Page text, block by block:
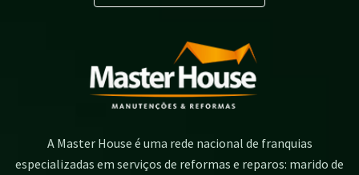
A Master House é uma rede nacional de franquias
especializadas em serviços de reformas e reparos: marido de